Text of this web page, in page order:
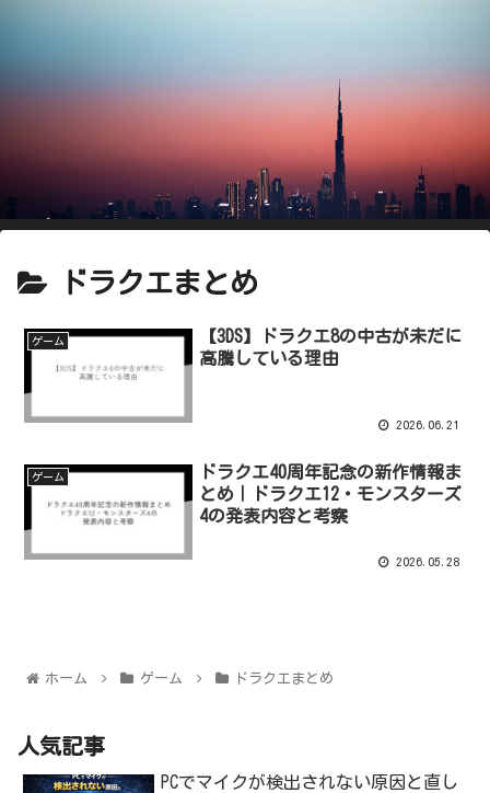
ドラクエまとめ
ゲーム
【3DS】ドラクエ8の中古が未だに
高騰している理由
2026.06.21
ゲーム
ドラクエ40周年記念の新作情報ま
とめ｜ドラクエ12・モンスターズ
4の発表内容と考察
2026.05.28
ホーム ゲーム ドラクエまとめ
人気記事
PCでマイクが検出されない原因と直し